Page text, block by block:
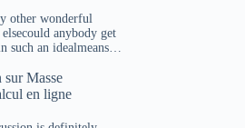
other wonderful
anybody get
such an idealmeans…
surMasse
en ligne